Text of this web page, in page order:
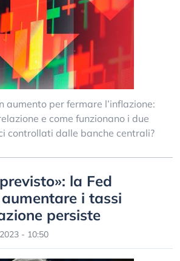
aumento per fermare l’inflazione:
e come funzionano i due
controllati dalle banche centrali?
la Fed
i tassi
persiste
- 10:50